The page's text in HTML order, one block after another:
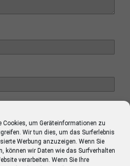
Cookies, um Geräteinformationen zu
Wir tun dies, um das Surferlebnis
Werbung anzuzeigen. Wenn Sie
können wir Daten wie das Surfverhalten
verarbeiten. Wenn Sie Ihre